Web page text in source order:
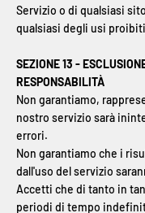
Servizio o di qualsiasi
qualsiasi degli usi
SEZIONE 13 -
RESPONSABILITÀ
Non garantiamo,
nostro servizio sarà
errori.
Non garantiamo che i
dall'uso del servizio
Accetti che di tanto in
periodi di tempo